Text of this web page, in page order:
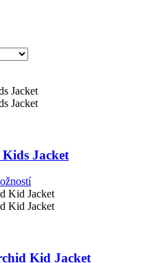
Jacket
Tento
produkt
má
si
Kid Jacket